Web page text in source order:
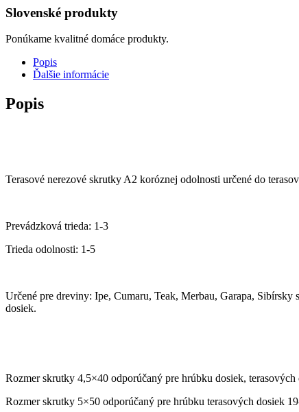
Slovenské produkty
Ponúkame kvalitné domáce produkty.
Popis
Ďalšie informácie
Popis
Terasové nerezové skrutky A2 koróznej odolnosti určené do
Prevádzková trieda: 1-3
Trieda odolnosti: 1-5
Určené pre dreviny: Ipe, Cumaru, Teak, Merbau, Garapa,
dosiek.
Rozmer skrutky 4,5×40 odporúčaný pre hrúbku dosiek, terasových
Rozmer skrutky 5×50 odporúčaný pre hrúbku terasových dosiek